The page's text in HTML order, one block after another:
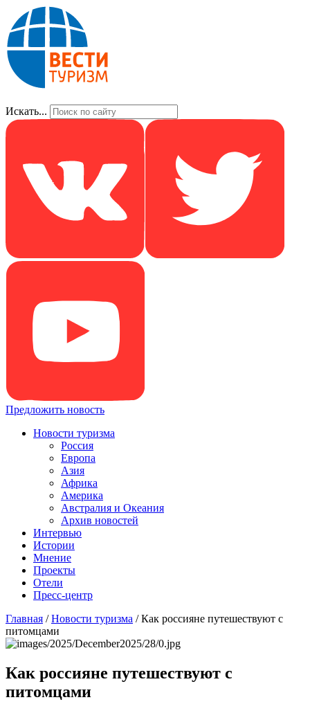
Искать...
Предложить новость
Новости туризма
Россия
Европа
Азия
Африка
Америка
Австралия и Океания
Архив новостей
Интервью
Истории
Мнение
Проекты
Отели
Пресс-центр
Главная /Новости туризма /Как россияне путешествуют с
питомцами
Как россияне путешествуют с
питомцами